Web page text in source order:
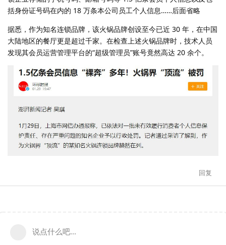
括身份证号码在内的 18 万条本公司员工个人信息……后面省略
据悉，作为知名连锁品牌，该火锅品牌创设至今已近 30 年，在中国
大陆地区的餐厅更是超过千家。在检查上述火锅品牌时，技术人员
发现其会员运营管理平台的“超级管理员”账号竟然高达 20 余个。
回复
说点什么吧...